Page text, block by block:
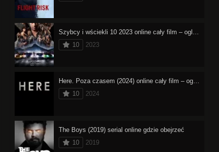
Szybcy i wściekli 10 2023 online cały film – oglądaj
10
2023
Here. Poza czasem (2024) online cały film – oglądaj
10
2024
The Boys (2019) serial online gdzie obejrzeć
10
2019